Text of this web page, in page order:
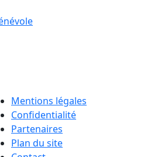
Mentions légales
Confidentialité
Partenaires
Plan du site